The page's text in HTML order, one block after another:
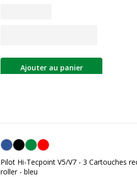
Ajouter au panier
Bleu
Pilot Hi-Tecpoint V5/V7 - 3 Cartouches
roller - bleu